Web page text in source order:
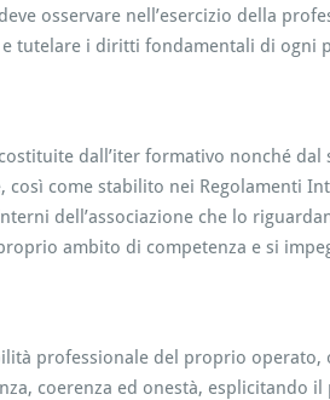
osservare nell’esercizio della
tutelare i diritti fondamentali di ogni
dall’iter formativo nonché dal
come stabilito nei Regolamenti
dell’associazione che lo
ambito di competenza e si
professionale del proprio
coerenza ed onestà, esplicitando